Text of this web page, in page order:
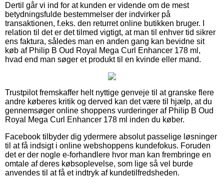
Dertil går vi ind for at kunden er vidende om de mest
betydningsfulde bestemmelser der indvirker på
transaktionen, f.eks. den returret online butikken bruger. I
relation til det er det tilmed vigtigt, at man til enhver tid sikrer
ens faktura, således man en anden gang kan bevidne sit
køb af Philip B Oud Royal Mega Curl Enhancer 178 ml,
hvad end man søger et produkt til en kvinde eller mand.
Trustpilot fremskaffer helt nyttige genveje til at granske flere
andre køberes kritik og derved kan det være til hjælp, at du
gennemsøger online shoppens vurderinger af Philip B Oud
Royal Mega Curl Enhancer 178 ml inden du køber.
Facebook tilbyder dig ydermere absolut passelige løsninger
til at få indsigt i online webshoppens kundefokus. Foruden
det er der nogle e-forhandlere hvor man kan frembringe en
omtale af deres købsoplevelse, som lige så vel burde
anvendes til at få et indtryk af kundetilfredsheden.